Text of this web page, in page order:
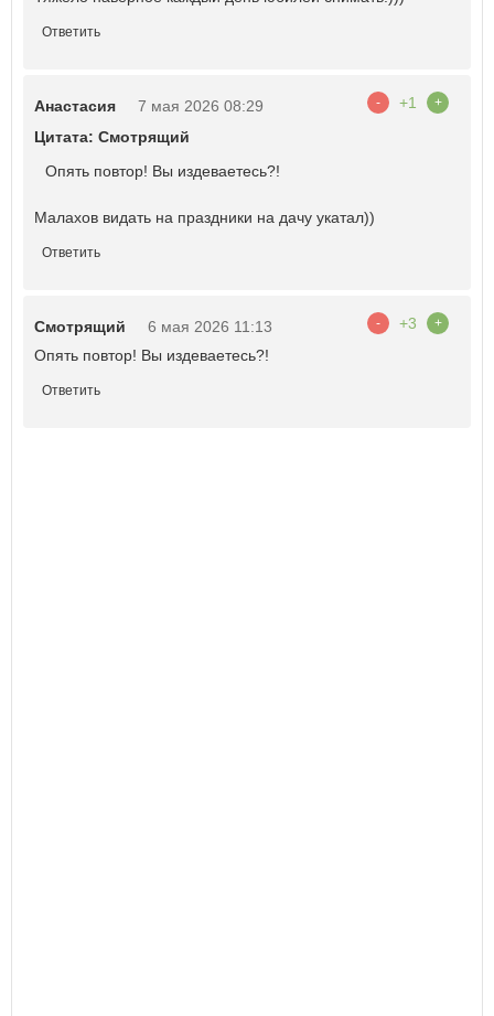
Ответить
Анастасия 7 мая 2026 08:29 - +1 +
Цитата: Смотрящий
Опять повтор! Вы издеваетесь?!
Малахов видать на праздники на дачу укатал))
Ответить
Смотрящий 6 мая 2026 11:13 - +3 +
Опять повтор! Вы издеваетесь?!
Ответить